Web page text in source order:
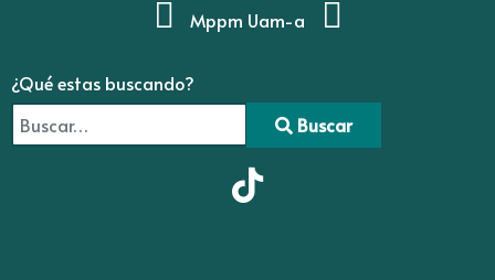
Mppm Uam-a
¿Qué estas buscando?
Buscar